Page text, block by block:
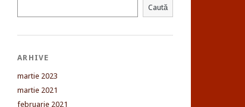
Caută
ARHIVE
martie 2023
martie 2021
februarie 2021